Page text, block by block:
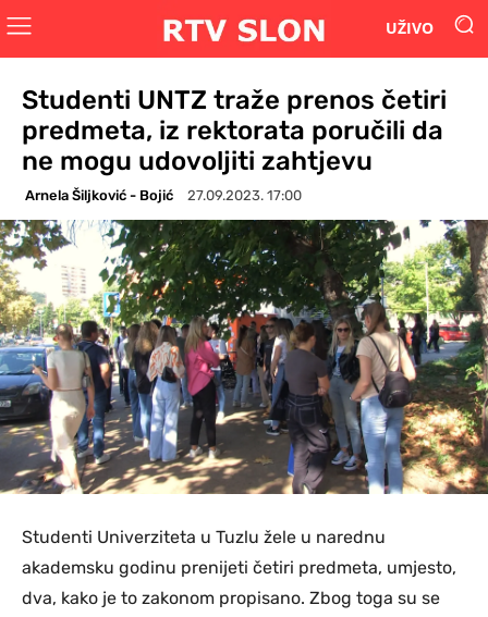
UŽIVO
Studenti UNTZ traže prenos četiri
predmeta, iz rektorata poručili da
ne mogu udovoljiti zahtjevu
Arnela Šiljković - Bojić 27.09.2023. 17:00
Studenti Univerziteta u Tuzlu žele u narednu
akademsku godinu prenijeti četiri predmeta, umjesto,
dva, kako je to zakonom propisano. Zbog toga su se